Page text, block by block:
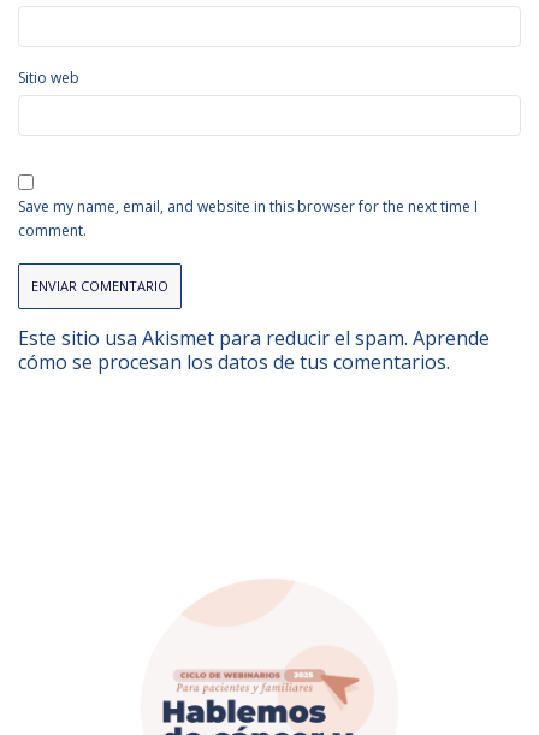
Sitio web
Save my name, email, and website in this browser for the next time I
comment.
Este sitio usa Akismet para reducir el spam. Aprende
cómo se procesan los datos de tus comentarios.